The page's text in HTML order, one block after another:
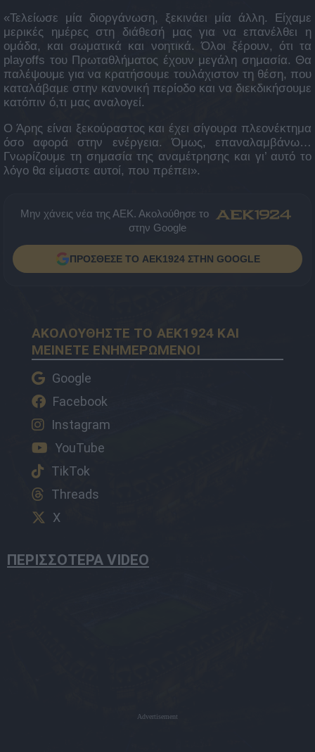
«Τελείωσε μία διοργάνωση, ξεκινάει μία άλλη. Είχαμε
μερικές ημέρες στη διάθεσή μας για να επανέλθει η
ομάδα, και σωματικά και νοητικά. Όλοι ξέρουν, ότι τα
playoffs του Πρωταθλήματος έχουν μεγάλη σημασία. Θα
παλέψουμε για να κρατήσουμε τουλάχιστον τη θέση, που
καταλάβαμε στην κανονική περίοδο και να διεκδικήσουμε
κατόπιν ό,τι μας αναλογεί.
Ο Άρης είναι ξεκούραστος και έχει σίγουρα πλεονέκτημα
όσο αφορά στην ενέργεια. Όμως, επαναλαμβάνω…
Γνωρίζουμε τη σημασία της αναμέτρησης και γι’ αυτό το
λόγο θα είμαστε αυτοί, που πρέπει».
Μην χάνεις νέα της ΑΕΚ. Ακολούθησε το
στην Google
ΠΡΟΣΘΕΣΕ ΤΟ AEK1924 ΣΤΗΝ GOOGLE
ΑΚΟΛΟΥΘΗΣΤΕ ΤΟ AEK1924 ΚΑΙ
ΜΕΙΝΕΤΕ ΕΝΗΜΕΡΩΜΕΝΟΙ
Google
Facebook
Instagram
YouTube
TikTok
Threads
X
ΠΕΡΙΣΣΟΤΕΡΑ VIDEO
Advertisement